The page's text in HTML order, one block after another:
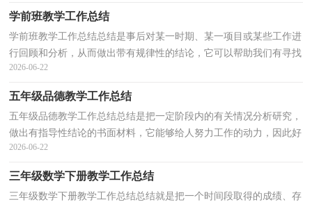
学前班教学工作总结
学前班教学工作总结总结是事后对某一时期、某一项目或某些工作进
行回顾和分析，从而做出带有规律性的结论，它可以帮助我们有寻找
学习和工作中的规律，不妨让我们认真地完成总结吧...
2026-06-22
五年级品德教学工作总结
五年级品德教学工作总结总结是把一定阶段内的有关情况分析研究，
做出有指导性结论的书面材料，它能够给人努力工作的动力，因此好
好准备一份总结吧。总结怎么写才是正确的呢？下面是...
2026-06-22
三年级数学下册教学工作总结
三年级数学下册教学工作总结总结就是把一个时间段取得的成绩、存